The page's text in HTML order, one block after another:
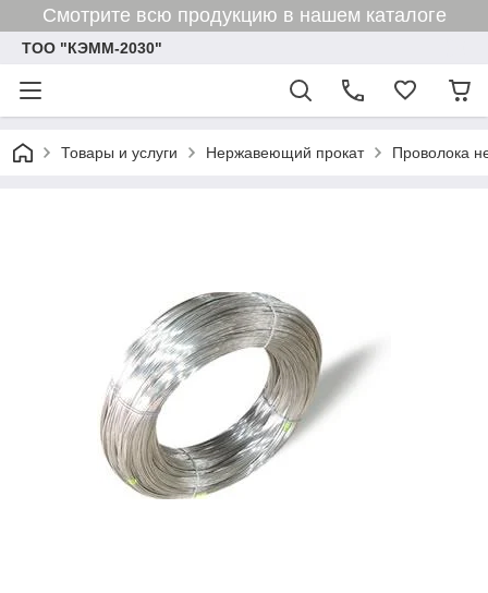
Смотрите всю продукцию в нашем каталоге
ТОО "КЭММ-2030"
Товары и услуги Нержавеющий прокат Проволока